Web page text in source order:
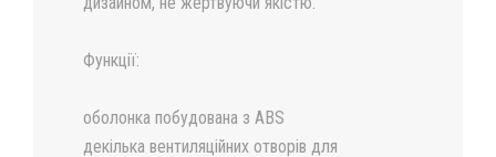
Функції:
оболонка побудована з ABS
декілька вентиляційних отворів для